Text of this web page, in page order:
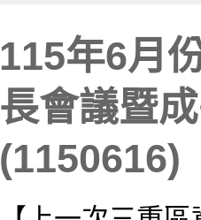
115年6月
長會議暨
(1150616)